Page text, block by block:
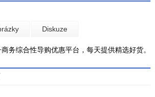
Diskuze
务综合性导购优惠平台，每天提供精选好货。